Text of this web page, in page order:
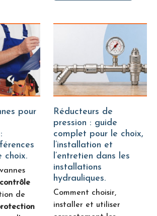
choix.
contrôle
de
Réducteurs de
pression : guide
complet pour le choix,
l’installation et
l’entretien dans les
installations
hydrauliques.
Comment choisir,
installer et utiliser